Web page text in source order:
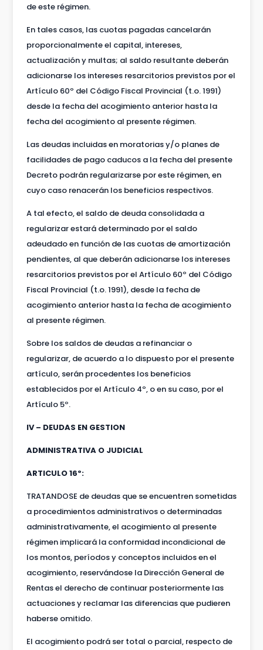
de este régimen.
En tales casos, las cuotas pagadas cancelarán
proporcionalmente el capital, intereses,
actualización y multas; al saldo resultante deberán
adicionarse los intereses resarcitorios previstos por el
Artículo 60º del Código Fiscal Provincial (t.o. 1991)
desde la fecha del acogimiento anterior hasta la
fecha del acogimiento al presente régimen.
Las deudas incluidas en moratorias y/o planes de
facilidades de pago caducos a la fecha del presente
Decreto podrán regularizarse por este régimen, en
cuyo caso renacerán los beneficios respectivos.
A tal efecto, el saldo de deuda consolidada a
regularizar estará determinado por el saldo
adeudado en función de las cuotas de amortización
pendientes, al que deberán adicionarse los intereses
resarcitorios previstos por el Artículo 60º del Código
Fiscal Provincial (t.o. 1991), desde la fecha de
acogimiento anterior hasta la fecha de acogimiento
al presente régimen.
Sobre los saldos de deudas a refinanciar o
regularizar, de acuerdo a lo dispuesto por el presente
artículo, serán procedentes los beneficios
establecidos por el Artículo 4º, o en su caso, por el
Artículo 5º.
IV – DEUDAS EN GESTION
ADMINISTRATIVA O JUDICIAL
ARTICULO 16º:
TRATANDOSE de deudas que se encuentren sometidas
a procedimientos administrativos o determinadas
administrativamente, el acogimiento al presente
régimen implicará la conformidad incondicional de
los montos, períodos y conceptos incluidos en el
acogimiento, reservándose la Dirección General de
Rentas el derecho de continuar posteriormente las
actuaciones y reclamar las diferencias que pudieren
haberse omitido.
El acogimiento podrá ser total o parcial, respecto de